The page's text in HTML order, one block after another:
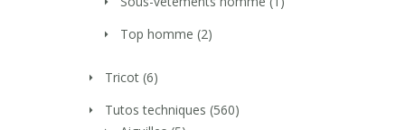
Top homme (2)
Tricot (6)
Tutos techniques (560)